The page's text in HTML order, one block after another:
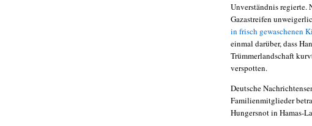
Unverständnis regierte.
Gazastreifen
in frisch gewaschenen
einmal darüber, dass
Trümmerlandschaft
verspotten.
Deutsche
Familienmitglieder
Hungersnot in Hamas-